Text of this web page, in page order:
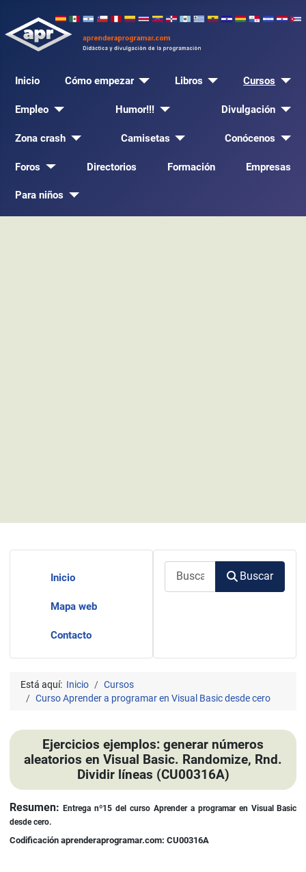
Inicio Cómo empezar Libros Cursos
Empleo Humor!!! Divulgación
Zona crash Camisetas Conócenos
Foros Directorios Formación Empresas
Para niños
Inicio
Mapa web
Contacto
Buscar
Está aquí: Inicio
Cursos
Curso Aprender a programar en Visual Basic desde cero
Ejercicios ejemplos: generar números
aleatorios en Visual Basic. Randomize, Rnd.
Dividir líneas (CU00316A)
Detalles
Resumen:Entrega nº15 del cursoAprender a programar en Visual Basic
desde cero.
Codificación aprenderaprogramar.com: CU00316A